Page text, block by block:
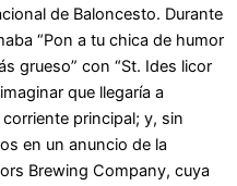
de Baloncesto. Durante
“Pon a tu chica de humor
grueso” con “St. Ides licor
que llegaría a
principal; y, sin
en un anuncio de la
Brewing Company, cuya